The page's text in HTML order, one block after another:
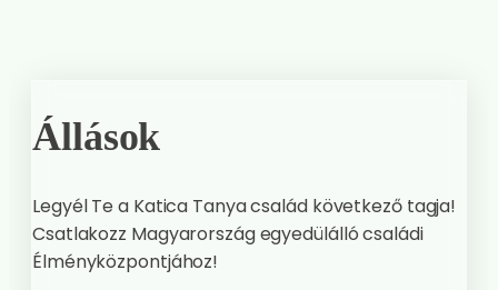
Állások
Legyél Te a Katica Tanya család következő tagja!
Csatlakozz Magyarország egyedülálló családi
Élményközpontjához!